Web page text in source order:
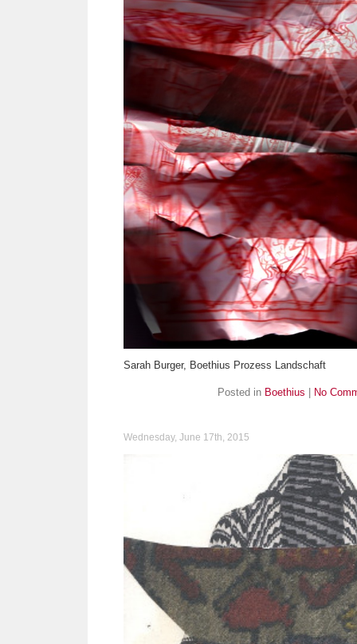
Sarah Burger, Boethius Prozess Landschaft
Posted in Boethius | No
Wednesday, June 17th, 2015